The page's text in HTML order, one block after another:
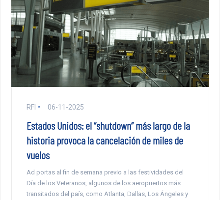
RFI 06-11-2025
Estados Unidos: el “shutdown” más largo de la
historia provoca la cancelación de miles de
vuelos
Ad portas al fin de semana previo a las festividades del
Día de los Veteranos, algunos de los aeropuertos más
transitados del país, como Atlanta, Dallas, Los Ángeles y